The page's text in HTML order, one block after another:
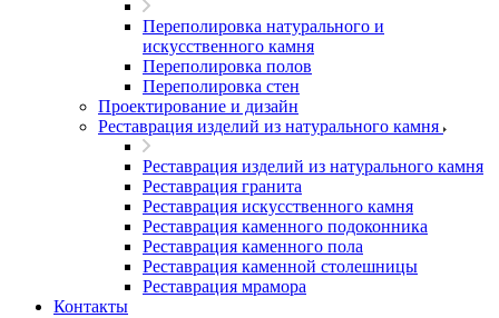
Переполировка натурального и
искусственного камня
Переполировка полов
Переполировка стен
Проектирование и дизайн
Реставрация изделий из натурального камня
Реставрация изделий из натурального камня
Реставрация гранита
Реставрация искусственного камня
Реставрация каменного подоконника
Реставрация каменного пола
Реставрация каменной столешницы
Реставрация мрамора
Контакты